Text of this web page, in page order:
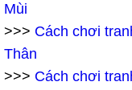
Mùi
>>> Cách chơi
Thân
>>> Cách chơi